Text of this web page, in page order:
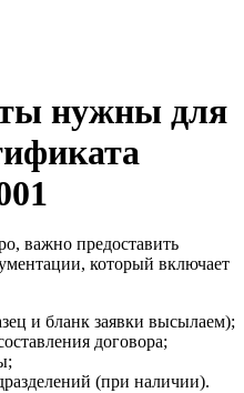
нужны для
важно предоставить
который включает
и бланк заявки высылаем);
договора;
(при наличии).